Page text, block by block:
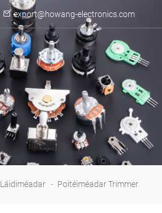
export@howang-electronics.com
Láidiméadar - Poitéiméadar Trimmer